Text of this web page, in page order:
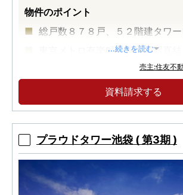
物件のポイント
総戸数８７８戸、５２階建タワー
東京メトロ有楽町線東池袋駅直結
JR山手線池袋駅徒歩9分。
...続きを読む
売主:住友不
資料請求する
プラウドタワー池袋 ( 第3期 )